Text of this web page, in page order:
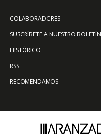
COLABORADORES
SUSCRÍBETE A NUESTRO BOLETÍN
HISTÓRICO
RSS
RECOMENDAMOS